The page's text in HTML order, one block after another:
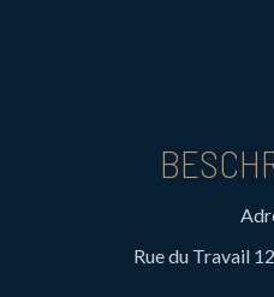
Rue du Travail